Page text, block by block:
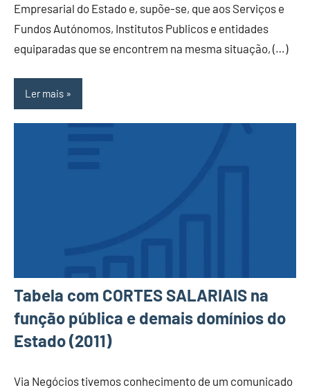
Empresarial do Estado e, supõe-se, que aos Serviços e
Fundos Autónomos, Institutos Publicos e entidades
equiparadas que se encontrem na mesma situação, (…)
Ler mais
Tabela com CORTES SALARIAIS na
função pública e demais domínios do
Estado (2011)
Via Negócios tivemos conhecimento de um comunicado